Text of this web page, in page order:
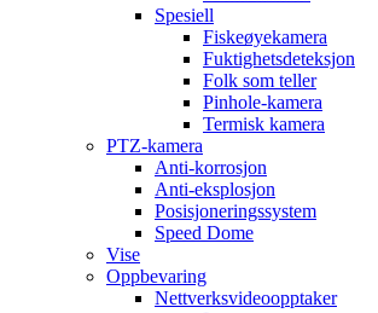
Spesiell
Fiskeøyekamera
Fuktighetsdeteksjon
Folk som teller
Pinhole-kamera
Termisk kamera
PTZ-kamera
Anti-korrosjon
Anti-eksplosjon
Posisjoneringssystem
Speed ​​Dome
Vise
Oppbevaring
Nettverksvideoopptaker